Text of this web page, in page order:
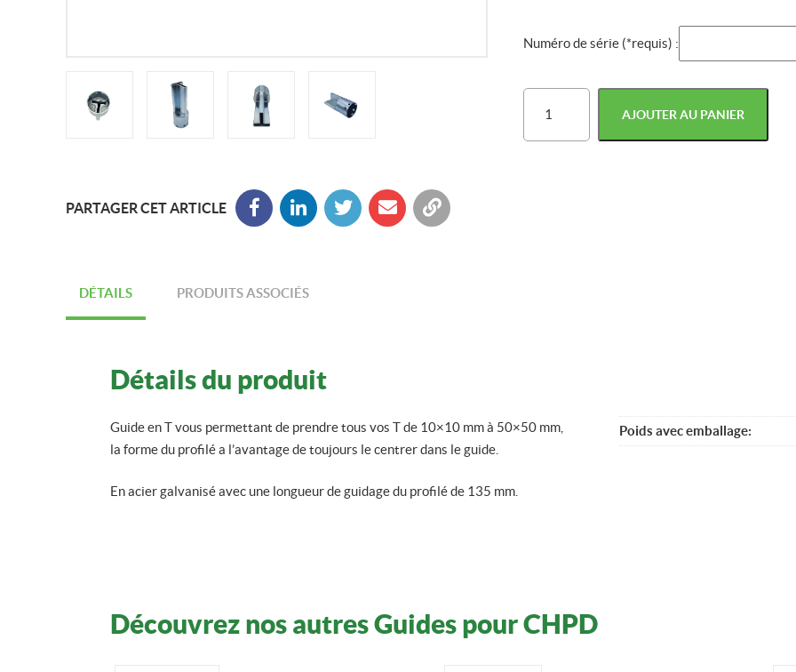
Numéro de série (*requis) :
quantité
Guide
AJOUTER AU PANIER
PARTAGER CET ARTICLE
DÉTAILS PRODUITS ASSOCIÉS
Détails du produit
Guide en T vous permettant de prendre tous vos T de 10×10 mm à 50×50 mm,
la forme du profilé a l’avantage de toujours le centrer dans le guide.
En acier galvanisé avec une longueur de guidage du profilé de 135 mm.
Poids avec emballage
Découvrez nos autres Guides pour CHPD